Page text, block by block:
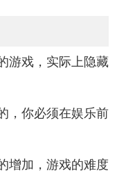
游戏，实际上隐藏
，你必须在娱乐前
增加，游戏的难度